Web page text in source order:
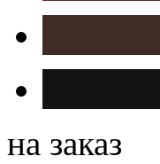
на заказ